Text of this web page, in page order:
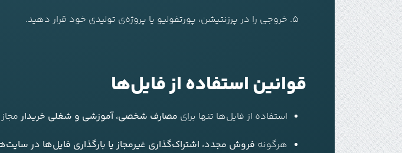
خروجی را در پرزنتیشن، پورتفولیو یا پروژه‌ی تولیدی خود قرار دهید.
قوانین استفاده از فایل‌ها
استفاده از فایل‌ها تنها برای مصارف شخصی، آموزشی و شغلی خریدار
هرگونه فروش مجدد، اشتراک‌گذاری غیرمجاز یا بارگذاری فایل‌ها در